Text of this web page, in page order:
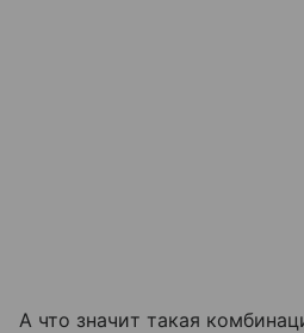
А что значит такая